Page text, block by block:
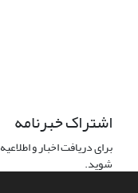
اشتراک خبرنامه
برای دریافت اخبار و
شوید.